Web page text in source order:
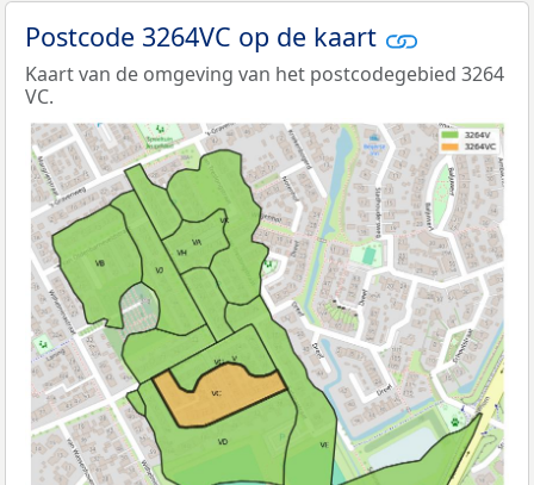
Postcode 3264VC op de kaart
Kaart van de omgeving van het postcodegebied 3264
VC.